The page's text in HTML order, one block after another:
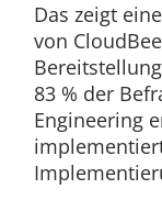
Das zeigt
von
83 % der
Engineering